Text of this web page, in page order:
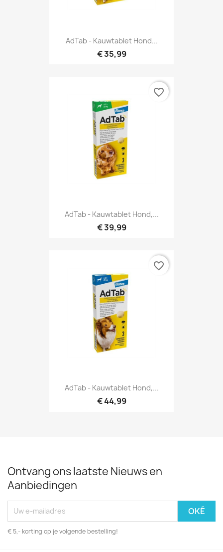
AdTab - Kauwtablet Hond...
€ 35,99
AdTab - Kauwtablet Hond,...
€ 39,99
favorite_border
AdTab - Kauwtablet Hond,...
€ 44,99
favorite_border
Ontvang ons laatste Nieuws en
Aanbiedingen
€ 5,- korting op je volgende bestelling!